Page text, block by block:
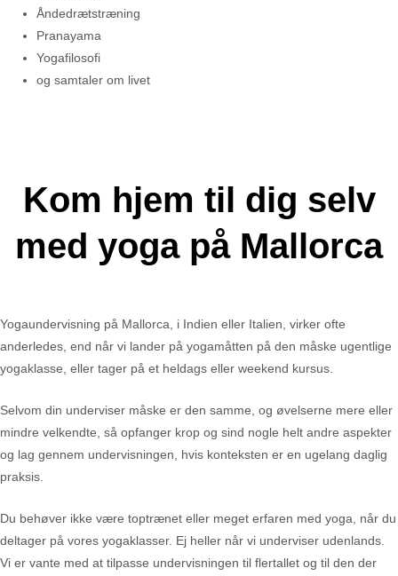
Åndedrætstræning
Pranayama
Yogafilosofi
og samtaler om livet
Kom hjem til dig selv
med yoga på Mallorca
Yogaundervisning på Mallorca, i Indien eller Italien, virker ofte
anderledes, end når vi lander på yogamåtten på den måske ugentlige
yogaklasse, eller tager på et heldags eller weekend kursus.
Selvom din underviser måske er den samme, og øvelserne mere eller
mindre velkendte, så opfanger krop og sind nogle helt andre aspekter
og lag gennem undervisningen, hvis konteksten er en ugelang daglig
praksis.
Du behøver ikke være toptrænet eller meget erfaren med yoga, når du
deltager på vores yogaklasser. Ej heller når vi underviser udenlands.
Vi er vante med at tilpasse undervisningen til flertallet og til den der